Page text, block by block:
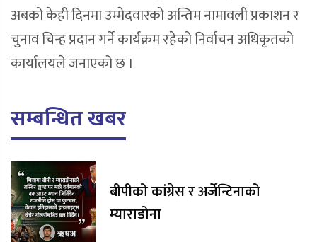
अबको केही दिनमा उम्मेदवारको अन्तिम नामावली प्रकाशन र
चुनाव चिन्ह प्रदान गर्ने कार्यक्रम रहेको निर्वाचन अधिकृतको
कार्यालयले जनाएको छ ।
सम्बन्धित खबर
बीपीको कांग्रेस र अर्जेन्टिनाको
म्याराडोना